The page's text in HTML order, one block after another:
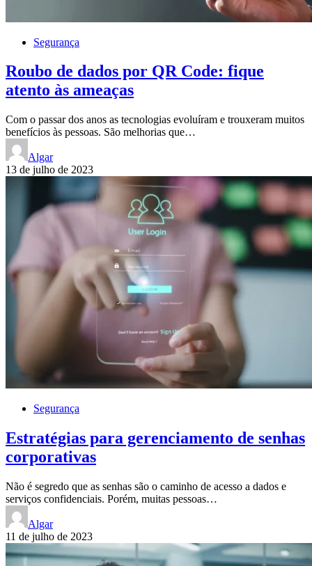
Segurança
Roubo de dados por QR Code: fique
atento às ameaças
Com o passar dos anos as tecnologias evoluíram e trouxeram muitos
benefícios às pessoas. São melhorias que…
Algar
13 de julho de 2023
Segurança
Estratégias para gerenciamento de senhas
corporativas
Não é segredo que as senhas são o caminho de acesso a dados e
serviços confidenciais. Porém, muitas pessoas…
Algar
11 de julho de 2023